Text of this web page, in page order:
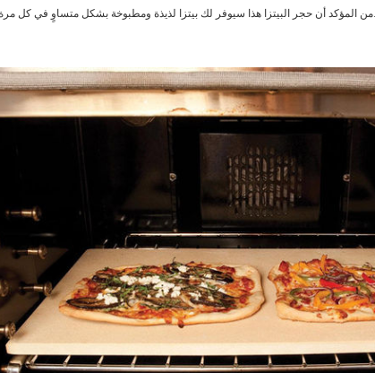
لك.من المؤكد أن حجر البيتزا هذا سيوفر لك بيتزا لذيذة ومطبوخة بشكل متساوٍ في